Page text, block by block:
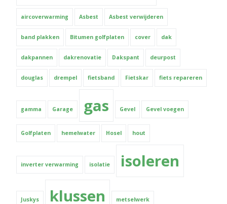
aircoverwarming Asbest Asbest verwijderen
band plakken Bitumen golfplaten cover dak
dakpannen dakrenovatie Dakspant deurpost
douglas drempel fietsband Fietskar fiets repareren
gamma Garage gas Gevel Gevel voegen
Golfplaten hemelwater Hosel hout
inverter verwarming isolatie isoleren
Juskys klussen metselwerk